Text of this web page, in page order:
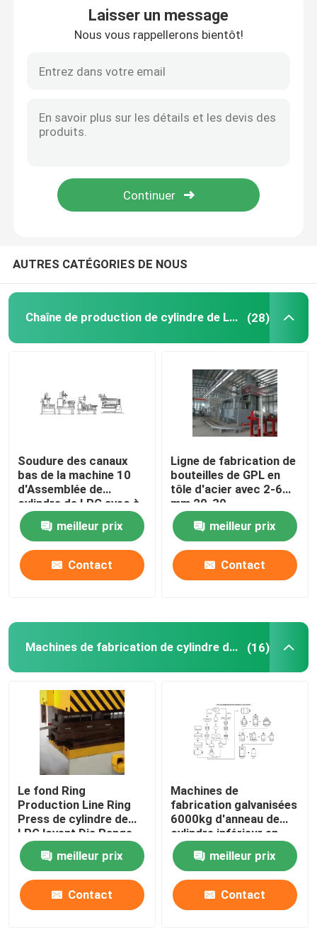
Machines de fabrication de cylindre de LPG
Four de revêtement de poudre de LPG
Conducteur de redresseur de Decoiler
Équilibrant et perlant la machine
Machine d'essai de fuite d'air
Machine d'essai hydrostatique de cylindre
Four à recuire
Groupe électrogène diesel
Bouteille de gaz liquéfié
Laisser un message
Nous vous rappellerons bientôt!
AUTRES CATÉGORIES DE NOUS
Chaîne de production de cylindre de LPG (28)
Soudure des canaux
bas de la machine 10
d'Assemblée de
cylindre de LPG avec à
télécommande
meilleur prix
Contact
Ligne de fabrication de
bouteilles de GPL en
tôle d'acier avec 2-6
mm 20-30
bouteilles/min
meilleur prix
Contact
Machines de fabrication de cylindre de LPG (16)
Le fond Ring
Production Line Ring
Press de cylindre de
LPG lovent Dia Range
intérieure 460-540mm
meilleur prix
Contact
Machines de
fabrication galvanisées
6000kg d'anneau de
cylindre inférieur en
acier de LPG
meilleur prix
Contact